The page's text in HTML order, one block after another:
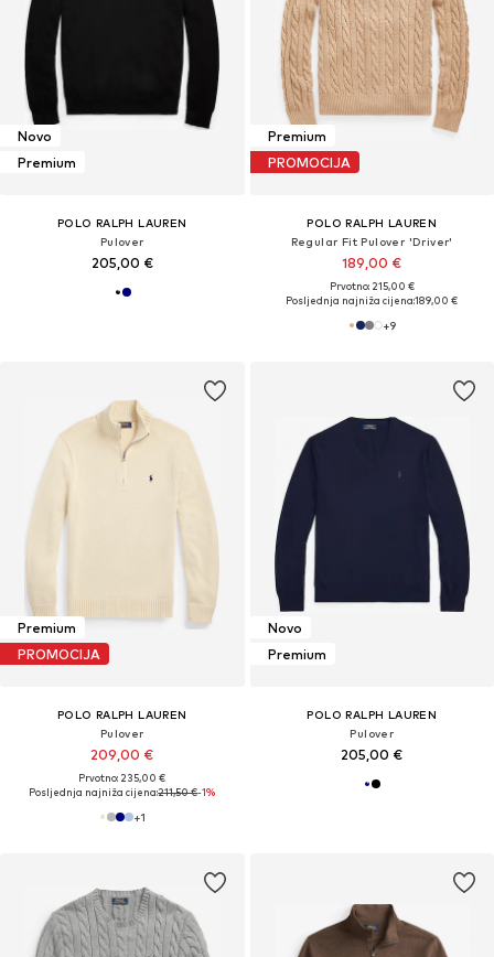
Novo
Premium
POLO RALPH LAUREN
Pulover
205,00 €
Premium
PROMOCIJA
POLO RALPH LAUREN
Regular Fit Pulover 'Driver'
189,00 €
Prvotno: 215,00 €
Posljednja najniža cijena:189,00 €
+9
Premium
PROMOCIJA
POLO RALPH LAUREN
Pulover
209,00 €
Prvotno: 235,00 €
Posljednja najniža cijena:211,50 €-1%
+1
Novo
Premium
POLO RALPH LAUREN
Pulover
205,00 €